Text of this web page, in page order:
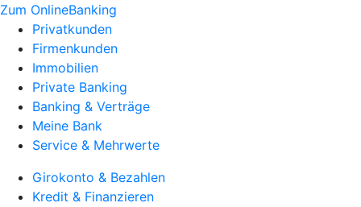
Zum OnlineBanking
Privatkunden
Firmenkunden
Immobilien
Private Banking
Banking & Verträge
Meine Bank
Service & Mehrwerte
Girokonto & Bezahlen
Kredit & Finanzieren